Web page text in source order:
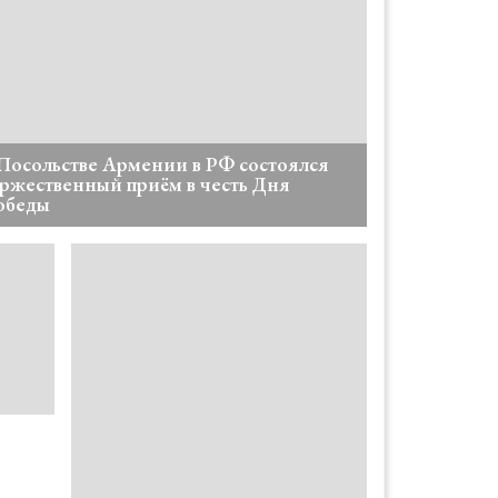
Армении в РФ состоялся
приём в честь Дня